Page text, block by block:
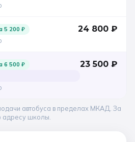
5 200 ₽ 24 800 ₽
6 500 ₽ 23 500 ₽
автобуса в пределах МКАД. За
адресу школы.